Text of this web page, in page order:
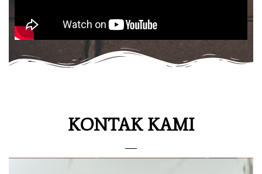
KONTAK KAMI